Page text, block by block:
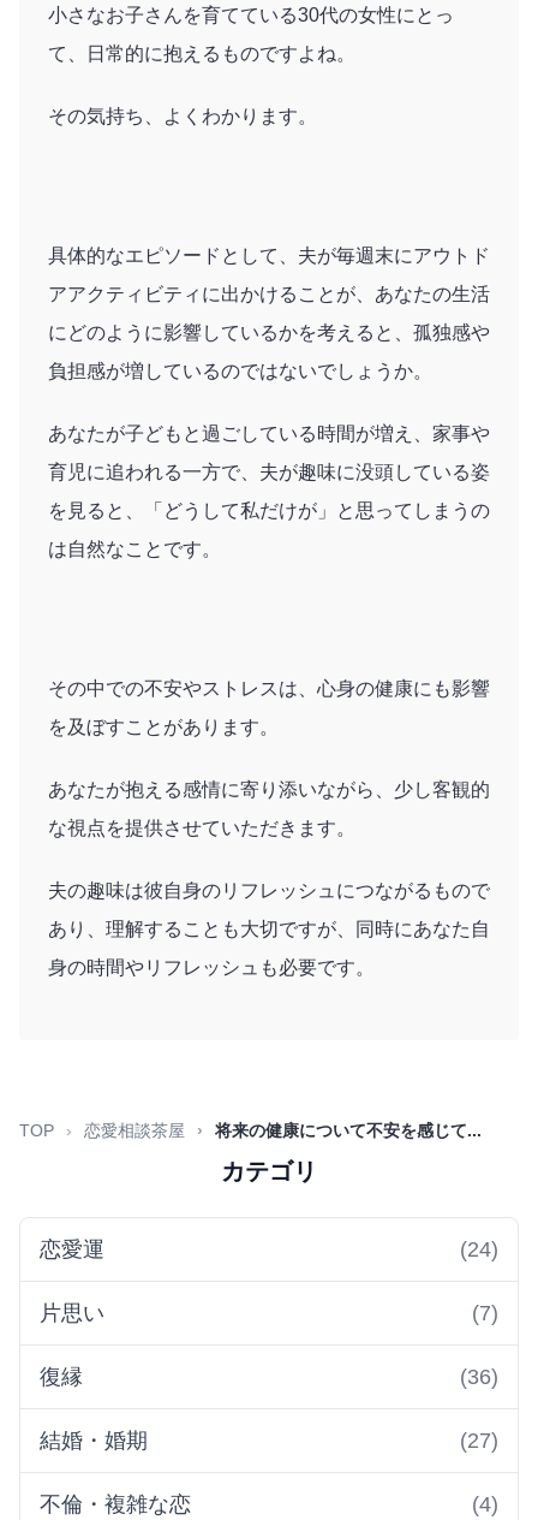
小さなお子さんを育てている30代の女性にとっ
て、日常的に抱えるものですよね。
その気持ち、よくわかります。
具体的なエピソードとして、夫が毎週末にアウトド
アアクティビティに出かけることが、あなたの生活
にどのように影響しているかを考えると、孤独感や
負担感が増しているのではないでしょうか。
あなたが子どもと過ごしている時間が増え、家事や
育児に追われる一方で、夫が趣味に没頭している姿
を見ると、「どうして私だけが」と思ってしまうの
は自然なことです。
その中での不安やストレスは、心身の健康にも影響
を及ぼすことがあります。
あなたが抱える感情に寄り添いながら、少し客観的
な視点を提供させていただきます。
夫の趣味は彼自身のリフレッシュにつながるもので
あり、理解することも大切ですが、同時にあなた自
身の時間やリフレッシュも必要です。
TOP 恋愛相談茶屋 将来の健康について不安を感じて...
カテゴリ
恋愛運 (24)
片思い (7)
復縁 (36)
結婚・婚期 (27)
不倫・複雑な恋 (4)